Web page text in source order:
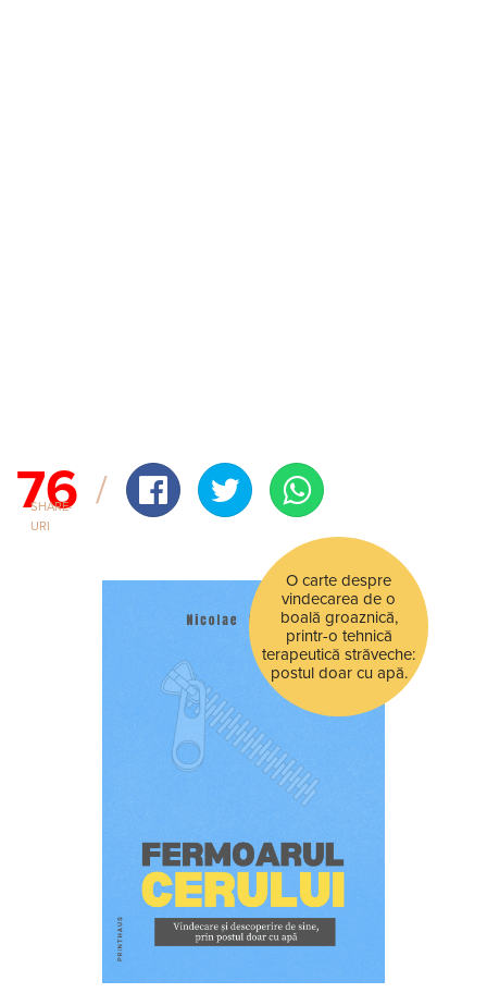
76
SHARE-
URI
O carte despre
vindecarea de o
boală groaznică,
printr-o tehnică
terapeutică străveche:
postul doar cu apă.